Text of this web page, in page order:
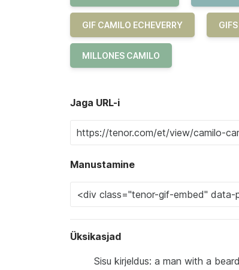
GIF CAMILO ECHEVERRY
MILLONES CAMILO
Jaga URL-i
Manustamine
Üksikasjad
Sisu kirjeldus: a man with a